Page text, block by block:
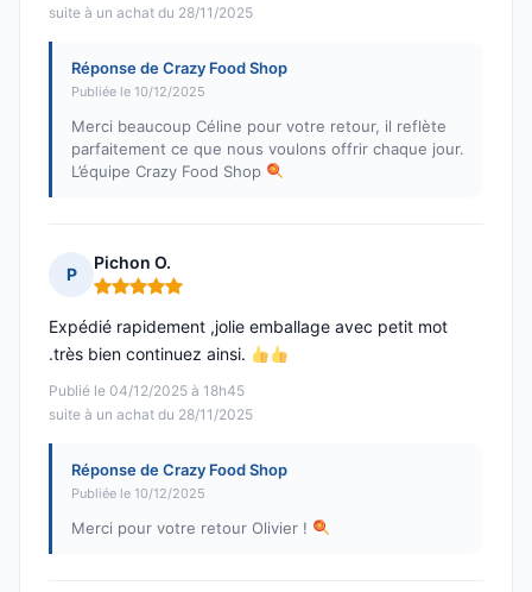
suite à un achat du 28/11/2025
Réponse de Crazy Food Shop
Publiée le 10/12/2025
Merci beaucoup Céline pour votre retour, il reflète
parfaitement ce que nous voulons offrir chaque jour.
L’équipe Crazy Food Shop
P
Pichon O.
Note : 5 sur 5
Publié le 04/12/2025 à 18h45
suite à un achat du 28/11/2025
Expédié rapidement ,jolie emballage avec petit mot
.très bien continuez ainsi.
Réponse de Crazy Food Shop
Publiée le 10/12/2025
Merci pour votre retour Olivier !